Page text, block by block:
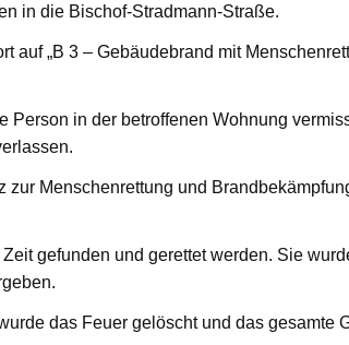
in die Bischof-Stradmann-Straße.
auf „B 3 – Gebäudebrand mit
Person in der betroffenen Wohnung
zur Menschenrettung und
gefunden und gerettet werden. Sie
das Feuer gelöscht und das gesamte